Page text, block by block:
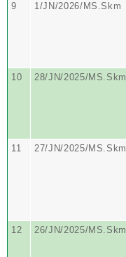
9
1/JN/2026/MS.Skm
10
28/JN/2025/MS.Skm
11
27/JN/2025/MS.Skm
12
26/JN/2025/MS.Skm